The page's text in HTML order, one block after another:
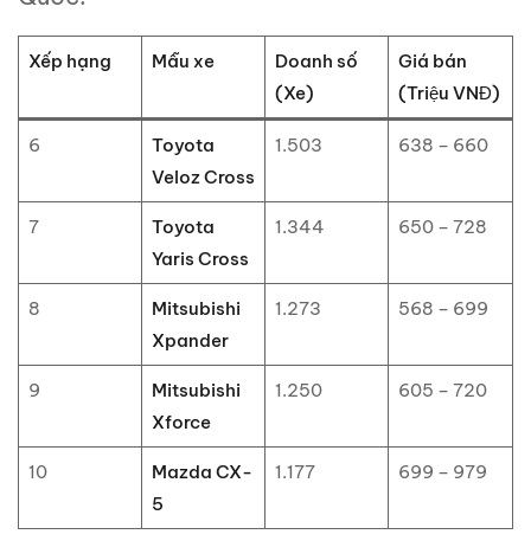
Xếp hạng Mẫu xe
Doanh số
(Xe)
Giá bán
(Triệu VNĐ)
6
Toyota
Veloz Cross
1.503 638 – 660
7
Toyota
Yaris Cross
1.344 650 – 728
8
Mitsubishi
Xpander
1.273 568 – 699
9
Mitsubishi
Xforce
1.250 605 – 720
10
Mazda CX-
5
1.177 699 – 979